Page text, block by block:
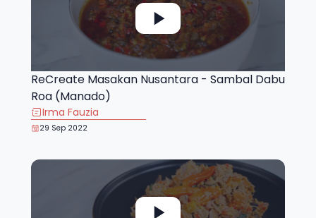
ReCreate Masakan Nusantara - Sambal Dabu
Roa (Manado)
Irma Fauzia
29 Sep 2022